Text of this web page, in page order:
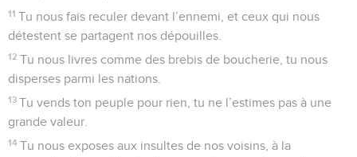
11 Tu nous fais reculer devant l’ennemi, et ceux qui nous
détestent se partagent nos dépouilles.
12 Tu nous livres comme des brebis de boucherie, tu nous
disperses parmi les nations.
13 Tu vends ton peuple pour rien, tu ne l’estimes pas à une
grande valeur.
14 Tu nous exposes aux insultes de nos voisins, à la